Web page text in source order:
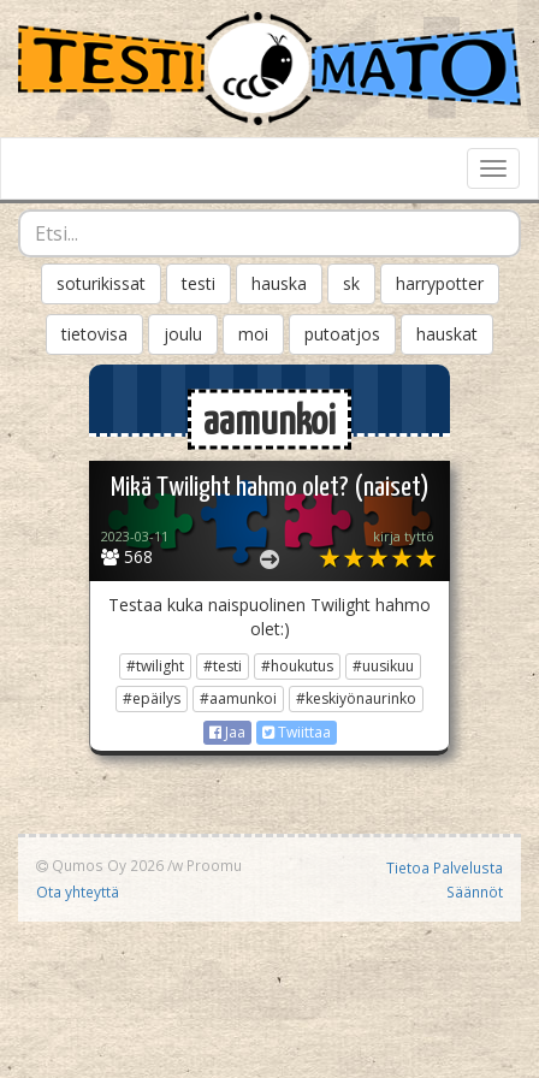
soturikissat testi hauska sk harrypotter
tietovisa joulu moi putoatjos hauskat
aamunkoi
Mikä Twilight hahmo olet? (naiset)
568
2023-03-11 kirja tyttö
Testaa kuka naispuolinen Twilight hahmo
olet:)
#twilight #testi #houkutus
#uusikuu
#epäilys
#aamunkoi
#keskiyönaurinko
Jaa
Twiittaa
Qumos Oy 2026/w Proomu
Ota yhteyttä
Tietoa Palvelusta
Säännöt